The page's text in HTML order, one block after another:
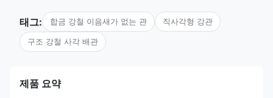
태그: 합금 강철 이음새가 없는 관 직사각형 강관
구조 강철 사각 배관
제품 요약